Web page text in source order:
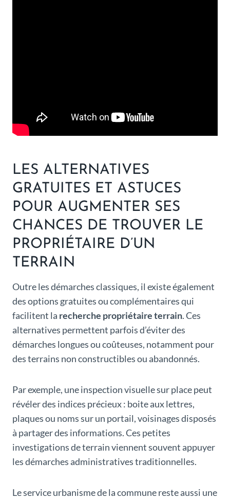
LES ALTERNATIVES
GRATUITES ET ASTUCES
POUR AUGMENTER SES
CHANCES DE TROUVER LE
PROPRIÉTAIRE D’UN
TERRAIN
Outre les démarches classiques, il existe également
des options gratuites ou complémentaires qui
facilitent la recherche propriétaire terrain. Ces
alternatives permettent parfois d’éviter des
démarches longues ou coûteuses, notamment pour
des terrains non constructibles ou abandonnés.
Par exemple, une inspection visuelle sur place peut
révéler des indices précieux : boite aux lettres,
plaques ou noms sur un portail, voisinages disposés
à partager des informations. Ces petites
investigations de terrain viennent souvent appuyer
les démarches administratives traditionnelles.
Le service urbanisme de la commune reste aussi une